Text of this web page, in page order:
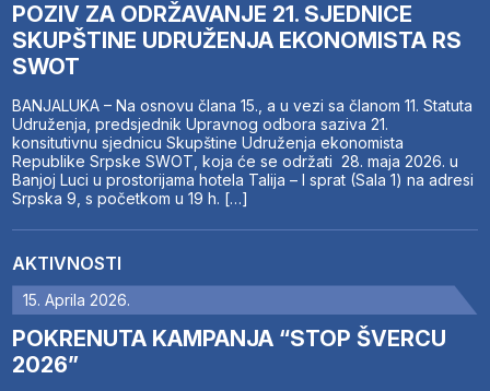
POZIV ZA ODRŽAVANJE 21. SJEDNICE
SKUPŠTINE UDRUŽENJA EKONOMISTA RS
SWOT
BANJALUKA – Na osnovu člana 15., a u vezi sa članom 11. Statuta
Udruženja, predsjednik Upravnog odbora saziva 21.
konsitutivnu sjednicu Skupštine Udruženja ekonomista
Republike Srpske SWOT, koja će se održati 28. maja 2026. u
Banjoj Luci u prostorijama hotela Talija – I sprat (Sala 1) na adresi
Srpska 9, s početkom u 19 h. […]
AKTIVNOSTI
15. Aprila 2026.
POKRENUTA KAMPANJA “STOP ŠVERCU
2026”